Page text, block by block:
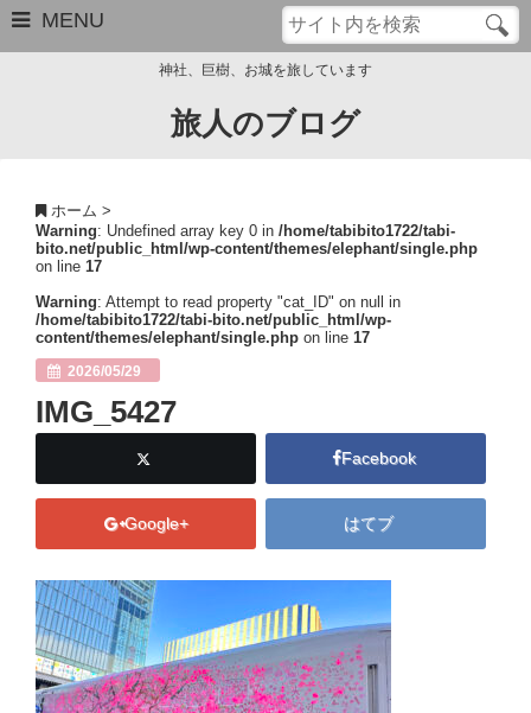
MENU
サイトマップ
Close
神社、巨樹、お城を旅しています
旅人のブログ
ホーム >
Warning: Undefined array key 0 in /home/tabibito1722/tabi-
bito.net/public_html/wp-content/themes/elephant/single.php
on line 17
Warning: Attempt to read property "cat_ID" on null in
/home/tabibito1722/tabi-bito.net/public_html/wp-
content/themes/elephant/single.php on line 17
2026/05/29
IMG_5427
Facebook
Google+ はてブ